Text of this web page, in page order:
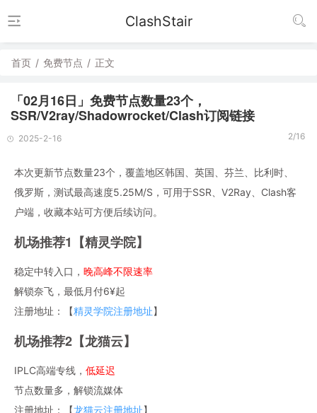
ClashStair
首页 / 免费节点 / 正文
「02月16日」免费节点数量23个，
SSR/V2ray/Shadowrocket/Clash订阅链接
2025-2-16 2/16
本次更新节点数量23个，覆盖地区韩国、英国、芬兰、比利时、
俄罗斯，测试最高速度5.25M/S，可用于SSR、V2Ray、Clash客
户端，收藏本站可方便后续访问。
机场推荐1【精灵学院】
稳定中转入口， 晚高峰不限速率
解锁奈飞，最低月付6¥起
注册地址：【精灵学院注册地址】
机场推荐2【龙猫云】
IPLC高端专线， 低延迟
节点数量多，解锁流媒体
注册地址：【龙猫云注册地址】